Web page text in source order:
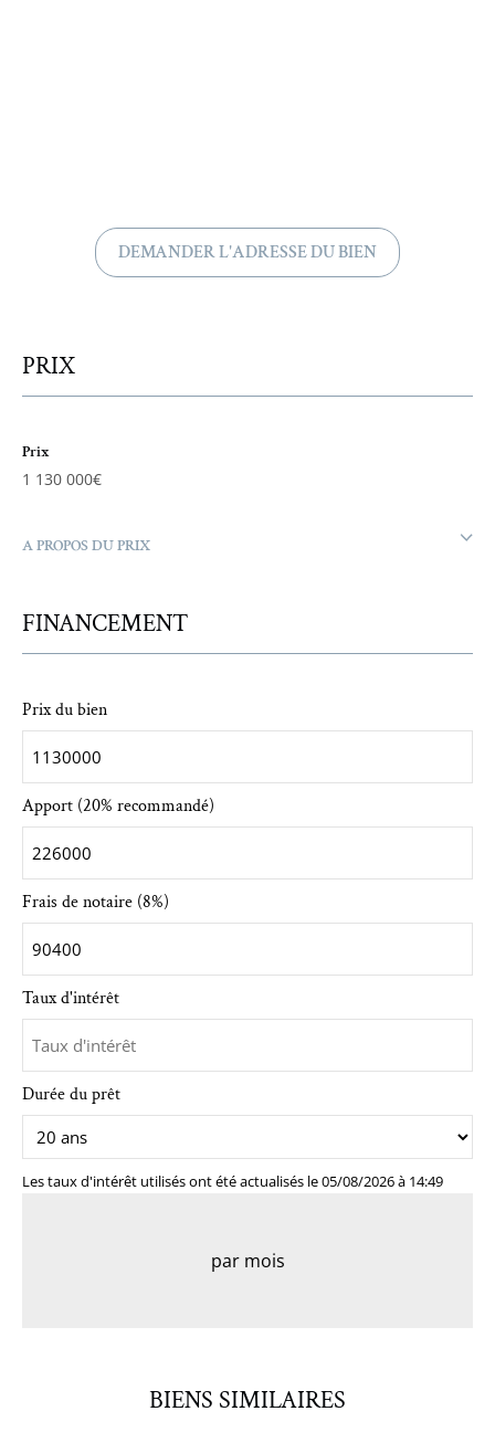
DEMANDER L'ADRESSE DU BIEN
PRIX
Prix
1 130 000€
A PROPOS DU PRIX
FINANCEMENT
Prix du bien
Apport (20% recommandé)
Frais de notaire (8%)
Taux d'intérêt
Durée du prêt
Les taux d'intérêt utilisés ont été actualisés le 05/08/2026 à 14:49
par mois
BIENS SIMILAIRES